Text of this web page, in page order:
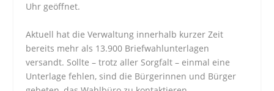
Uhr geöffnet.
Aktuell hat die Verwaltung innerhalb kurzer Zeit
bereits mehr als 13.900 Briefwahlunterlagen
versandt. Sollte – trotz aller Sorgfalt – einmal eine
Unterlage fehlen, sind die Bürgerinnen und Bürger